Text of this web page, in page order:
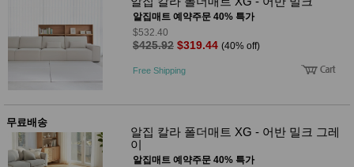
알집매트 예약주문 40% 특가
$532.40
$425.92 $319.44 (40% off)
Free Shipping
무료배송
알집 칼라 폴더매트 XG - 어반 밀크 그레
이
알집매트 예약주문 40% 특가